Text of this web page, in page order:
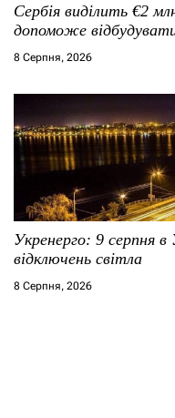
Сербія виділить €2
допоможе
8 Серпня, 2026
Укренерго: 9 серпня в
відключень світла
8 Серпня, 2026